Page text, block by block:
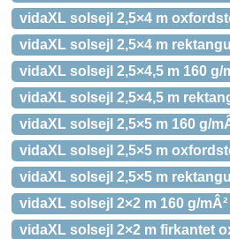
vidaXL solsejl 2,5×4 m
vidaXL solsejl 2,5×4 m
vidaXL solsejl 2,5×4,5 m 160 g/
vidaXL solsejl 2,5×4,5 m
vidaXL solsejl 2,5×5 m 160 g/
vidaXL solsejl 2,5×5 m
vidaXL solsejl 2,5×5 m
vidaXL solsejl 2×2 m 160 g/
vidaXL solsejl 2×2 m firkantet